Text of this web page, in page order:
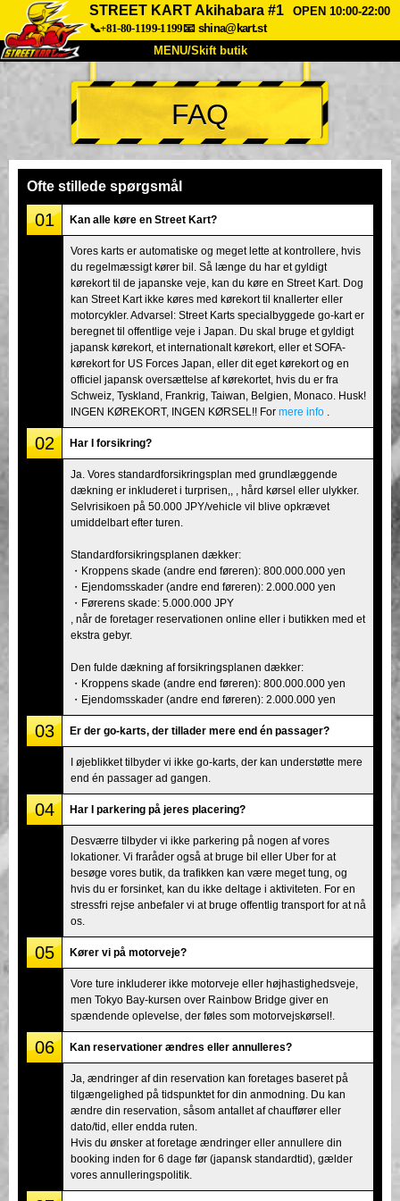
STREET KART Akihabara #1
OPEN 10:00-22:00
📞+81-80-1199-1199📧 shina@kart.st
MENU/Skift butik
TOP
Om Specifikationer Pris
Stemme
Virksomhed
Tokyo Shinagawa Tokyo Akihabara#1
Tokyo Akihabara#2 Tokyo Shibuya
Tokyo Shibuya Annex Tokyo Bay
Tokyo Asakusa Osaka
Okinawa
FAQ
Ofte stillede spørgsmål
01 Kan alle køre en Street Kart?
Vores karts er automatiske og meget lette at kontrollere, hvis
du regelmæssigt kører bil. Så længe du har et gyldigt
kørekort til de japanske veje, kan du køre en Street Kart. Dog
kan Street Kart ikke køres med kørekort til knallerter eller
motorcykler. Advarsel: Street Karts specialbyggede go-kart er
beregnet til offentlige veje i Japan. Du skal bruge et gyldigt
japansk kørekort, et internationalt kørekort, eller et SOFA-
kørekort for US Forces Japan, eller dit eget kørekort og en
officiel japansk oversættelse af kørekortet, hvis du er fra
Schweiz, Tyskland, Frankrig, Taiwan, Belgien, Monaco. Husk!
INGEN KØREKORT, INGEN KØRSEL!! For mere info
02 Har I forsikring?
Ja. Vores standardforsikringsplan med grundlæggende
dækning er inkluderet i turprisen,, , hård kørsel eller ulykker.
Selvrisikoen på 50.000 JPY/vehicle vil blive opkrævet
umiddelbart efter turen.
Standardforsikringsplanen dækker:
・Kroppens skade (andre end føreren): 800.000.000 yen
・Ejendomsskader (andre end føreren): 2.000.000 yen
・Førerens skade: 5.000.000 JPY
, når de foretager reservationen online eller i butikken med et
ekstra gebyr.
Den fulde dækning af forsikringsplanen dækker:
・Kroppens skade (andre end føreren): 800.000.000 yen
・Ejendomsskader (andre end føreren): 2.000.000 yen
03 Er der go-karts, der tillader mere end én passager?
I øjeblikket tilbyder vi ikke go-karts, der kan understøtte mere
end én passager ad gangen.
04 Har I parkering på jeres placering?
Desværre tilbyder vi ikke parkering på nogen af vores
lokationer. Vi fraråder også at bruge bil eller Uber for at
besøge vores butik, da trafikken kan være meget tung, og
hvis du er forsinket, kan du ikke deltage i aktiviteten. For en
stressfri rejse anbefaler vi at bruge offentlig transport for at nå
os.
05 Kører vi på motorveje?
Vore ture inkluderer ikke motorveje eller højhastighedsveje,
men Tokyo Bay-kursen over Rainbow Bridge giver en
spændende oplevelse, der føles som motorvejskørsel!.
06 Kan reservationer ændres eller annulleres?
Ja, ændringer af din reservation kan foretages baseret på
tilgængelighed på tidspunktet for din anmodning. Du kan
ændre din reservation, såsom antallet af chauffører eller
dato/tid, eller endda ruten.
Hvis du ønsker at foretage ændringer eller annullere din
booking inden for 6 dage før (japansk standardtid), gælder
vores annulleringspolitik.